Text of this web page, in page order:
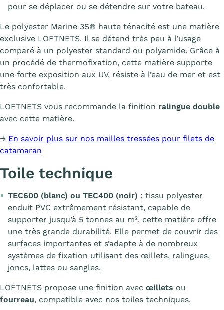
pour se déplacer ou se détendre sur votre bateau.
Le polyester Marine 3S® haute ténacité est une matière
exclusive LOFTNETS. Il se détend très peu à l’usage
comparé à un polyester standard ou polyamide. Grâce à
un procédé de thermofixation, cette matière supporte
une forte exposition aux UV, résiste à l’eau de mer et est
très confortable.
LOFTNETS vous recommande la finition ralingue double
avec cette matière.
→ En savoir plus sur nos mailles tressées pour filets de
catamaran
Toile technique
TEC600 (blanc) ou TEC400 (noir) : tissu polyester
enduit PVC extrêmement résistant, capable de
supporter jusqu’à 5 tonnes au m², cette matière offre
une très grande durabilité. Elle permet de couvrir des
surfaces importantes et s’adapte à de nombreux
systèmes de fixation utilisant des œillets, ralingues,
joncs, lattes ou sangles.
LOFTNETS propose une finition avec œillets ou
fourreau, compatible avec nos toiles techniques.